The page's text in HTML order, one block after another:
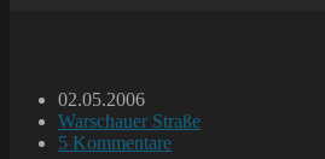
Beitrag
veröffentlicht:
02.05.2006
Beitrags-
Kategorie:
Warschauer Straße
Beitrags-
5 Kommentare